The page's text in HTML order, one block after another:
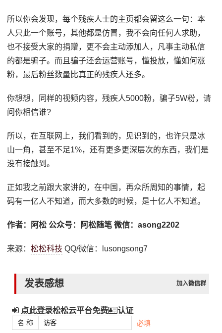
所以你会发现，每个残疾人士的主页都会留这么一句：本
人只此一个账号，其他都是仿冒，我不会向任何人求助，
也不接受大家的捐赠，更不会主动添加人，凡事主动私信
的都是骗子。而且骗子还会运营账号，懂投放，懂如何涨
粉，最后粉丝数量比真正的残疾人还多。
你想想，同样的视频内容，残疾人5000粉，骗子5W粉，请
问你相信谁?
所以，在互联网上，我们看到的，见识到的，也许只是冰
山一角，甚至不足1%，还有更多更深层次的东西，我们是
没有接触到。
正如我之前跟大家讲的，在中国，再众所周知的事情，起
码有一亿人不知道，而大多数的时候，是十亿人不知道。
作者：阿松 公众号：阿松随笔 微信：asong2202
来源：松松科技 QQ/微信：lusongsong7
发表感想 加入微信群
点此登录松松云平台免费 认证
名 称 必填